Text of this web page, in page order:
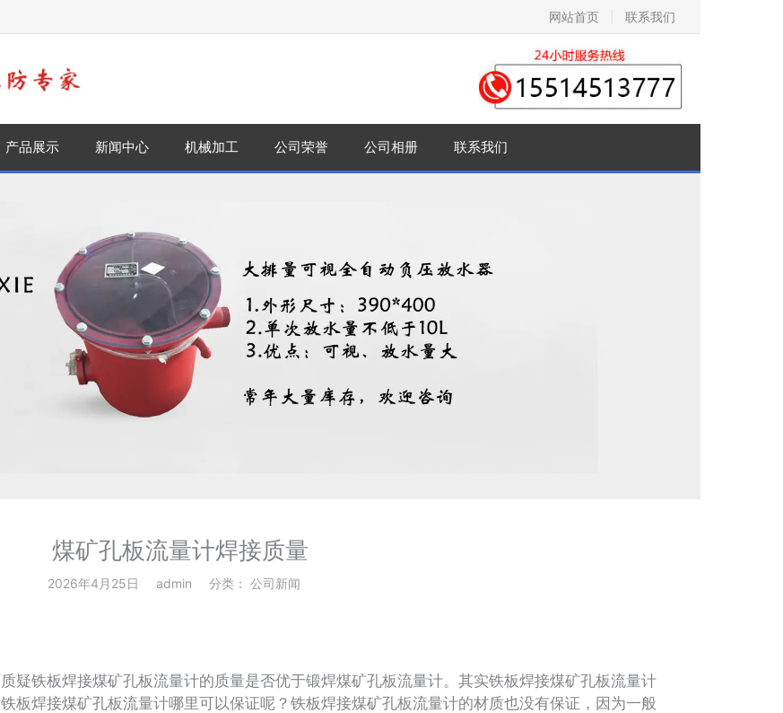
网站首页 联系我们
产品展示 新闻中心 机械加工 公司荣誉 公司相册 联系我们
煤矿孔板流量计焊接质量
2026年4月25日 admin 分类： 公司新闻
铁板焊接煤矿孔板流量计的质量是否优于锻焊煤矿孔板流量计。其实铁板焊接煤矿孔板流量计
板焊接煤矿孔板流量计哪里可以保证呢？铁板焊接煤矿孔板流量计的材质也没有保证，因为一般